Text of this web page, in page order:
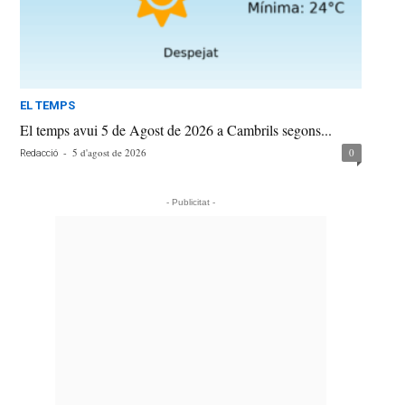
EL TEMPS
El temps avui 5 de Agost de 2026 a Cambrils segons...
Redacció - 5 d'agost de 2026 0
- Publicitat -